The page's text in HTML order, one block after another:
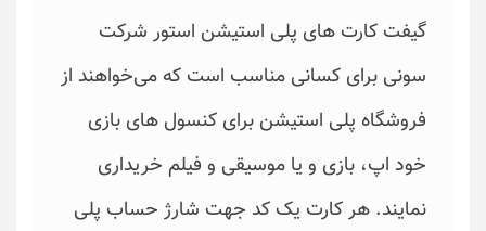
گیفت کارت های پلی استیشن استور شرکت
سونی برای کسانی مناسب است که می‌خواهند از
فروشگاه پلی استیشن برای کنسول های بازی
خود اپ، بازی و یا موسیقی و فیلم خریداری
نمایند. هر کارت یک کد جهت شارژ حساب پلی